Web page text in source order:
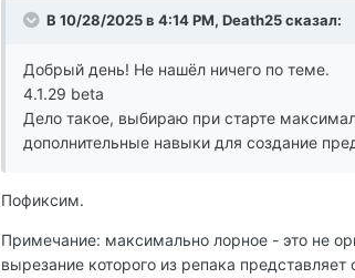
В 10/28/2025 в 4:14 PM, Death25сказал:
Добрый день! Не нашёл ничего по теме.
4.1.29 beta
Дело такое, выбираю при старте
дополнительные навыки для создание
Пофиксим.
Примечание: максимально лорное - это не
вырезание которого из репака